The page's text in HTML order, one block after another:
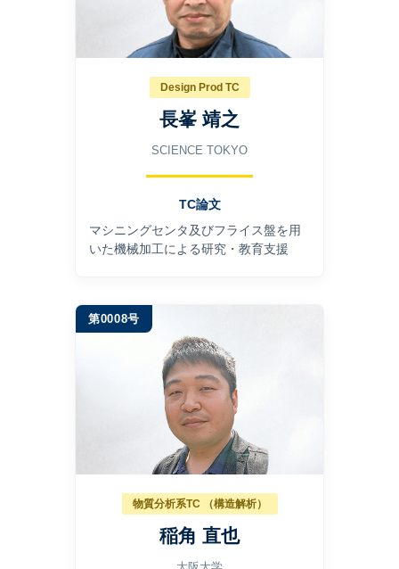
Design Prod TC
長峯 靖之
SCIENCE TOKYO
TC論文
マシニングセンタ及びフライス盤を用
いた機械加工による研究・教育支援
第0008号
物質分析系TC （構造解析）
稲角 直也
大阪大学